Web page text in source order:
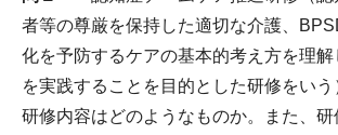
者等の尊厳を保持した適切な介護、
化を予防するケアの基本的考え方を理
を実践することを目的とした研修をいう
研修内容はどのようなものか。また、